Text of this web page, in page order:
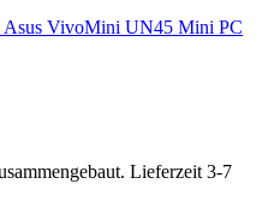
Asus VivoMini UN45 Mini PC
Lieferzeit 3-7